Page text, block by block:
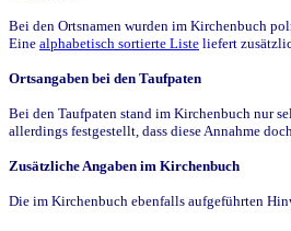
Bei den Ortsnamen wurden im Kirchenbuch
Eine alphabetisch sortierte Liste liefert
Ortsangaben bei den Taufpaten
Bei den Taufpaten stand im Kirchenbuch nur
allerdings festgestellt, dass diese Annahme
Zusätzliche Angaben im Kirchenbuch
Die im Kirchenbuch ebenfalls aufgeführten